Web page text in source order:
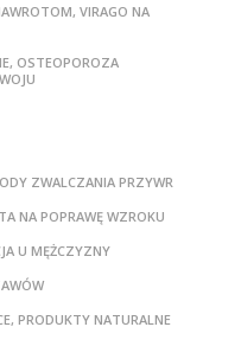
VIRAGO NA
OSTEOPOROZA
ZWALCZANIA PRZYWR
NA POPRAWĘ WZROKU
U MĘŻCZYZNY
PRODUKTY NATURALNE